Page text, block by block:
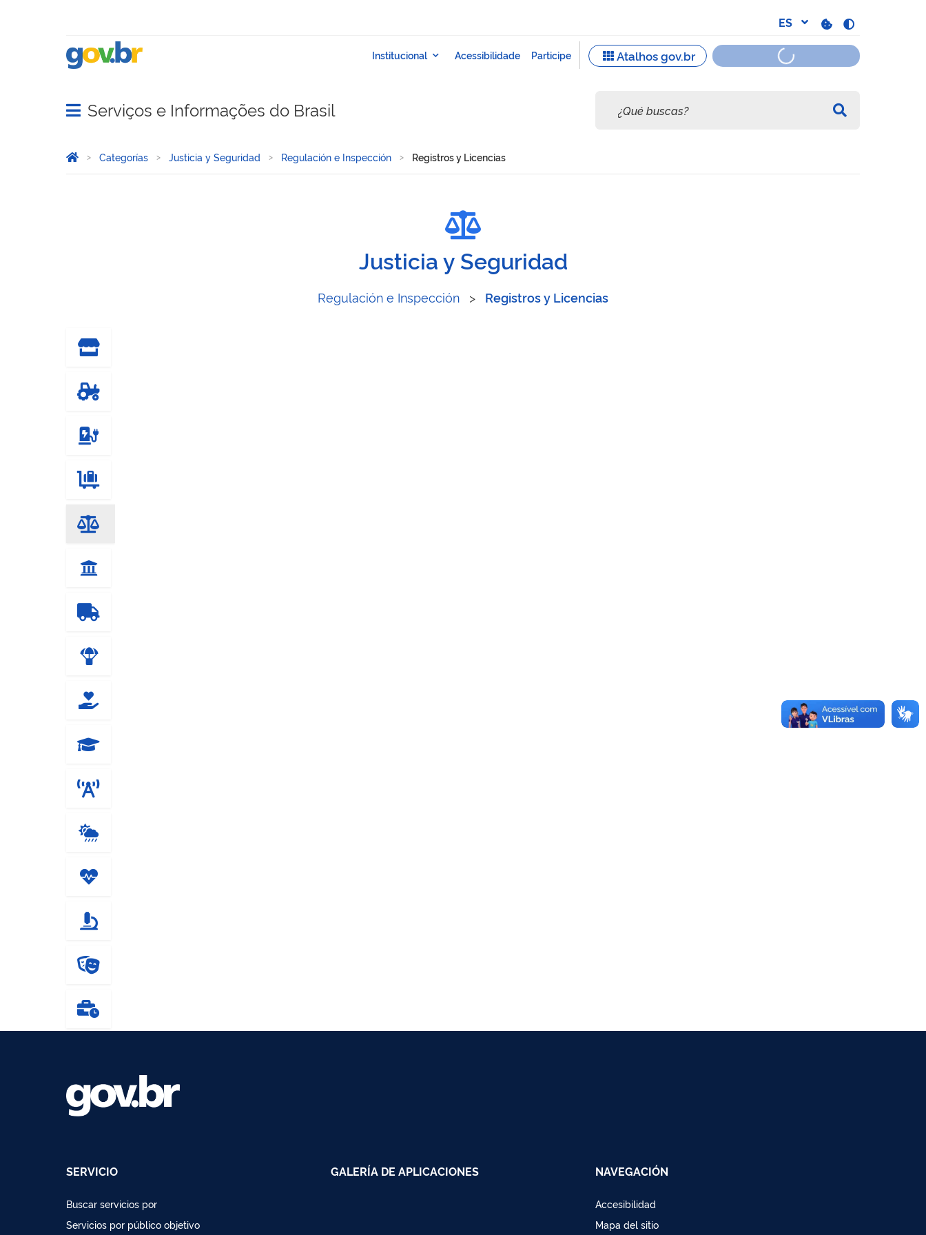
Abrir menu principal de navegação
Serviços e Informações do Brasil
Você está aqui:
InicioCategorías Justicia y Seguridad Regulación e Inspección Registros y Licencias
Justicia y Seguridad
Regulación e Inspección > Registros y Licencias
SERVICIO
Buscar servicios por
Servicios por público objetivo
GALERÍA DE APLICACIONES NAVEGACIÓN
Accesibilidad
Mapa del sitio